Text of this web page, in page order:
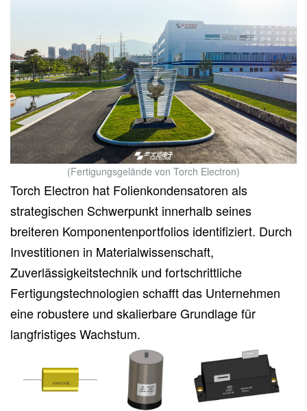
(Fertigungsgelände von Torch Electron)
Torch Electron hat Folienkondensatoren als
strategischen Schwerpunkt innerhalb seines
breiteren Komponentenportfolios identifiziert. Durch
Investitionen in Materialwissenschaft,
Zuverlässigkeitstechnik und fortschrittliche
Fertigungstechnologien schafft das Unternehmen
eine robustere und skalierbare Grundlage für
langfristiges Wachstum.